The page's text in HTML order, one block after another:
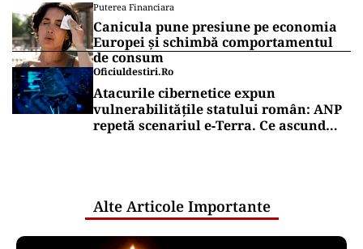
Puterea Financiara
Canicula pune presiune pe economia
Europei și schimbă comportamentul
de consum
Oficiuldestiri.ro
Atacurile cibernetice expun
vulnerabilitățile statului român: ANP
repetă scenariul e‑Terra. Ce ascund
Alte Articole Importante